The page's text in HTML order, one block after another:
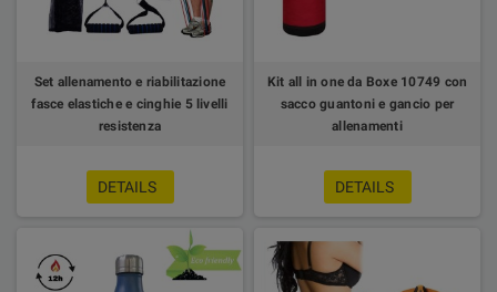
Set allenamento e riabilitazione
fasce elastiche e cinghie 5 livelli
resistenza
DETAILS
Kit all in one da Boxe 10749 con
sacco guantoni e gancio per
allenamenti
DETAILS